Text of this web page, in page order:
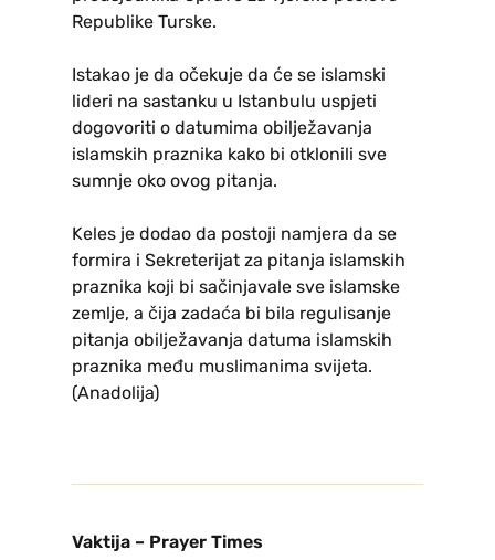
Republike Turske.
Istakao je da očekuje da će se islamski
lideri na sastanku u Istanbulu uspjeti
dogovoriti o datumima obilježavanja
islamskih praznika kako bi otklonili sve
sumnje oko ovog pitanja.
Keles je dodao da postoji namjera da se
formira i Sekreterijat za pitanja islamskih
praznika koji bi sačinjavale sve islamske
zemlje, a čija zadaća bi bila regulisanje
pitanja obilježavanja datuma islamskih
praznika među muslimanima svijeta.
(Anadolija)
Vaktija – Prayer Times